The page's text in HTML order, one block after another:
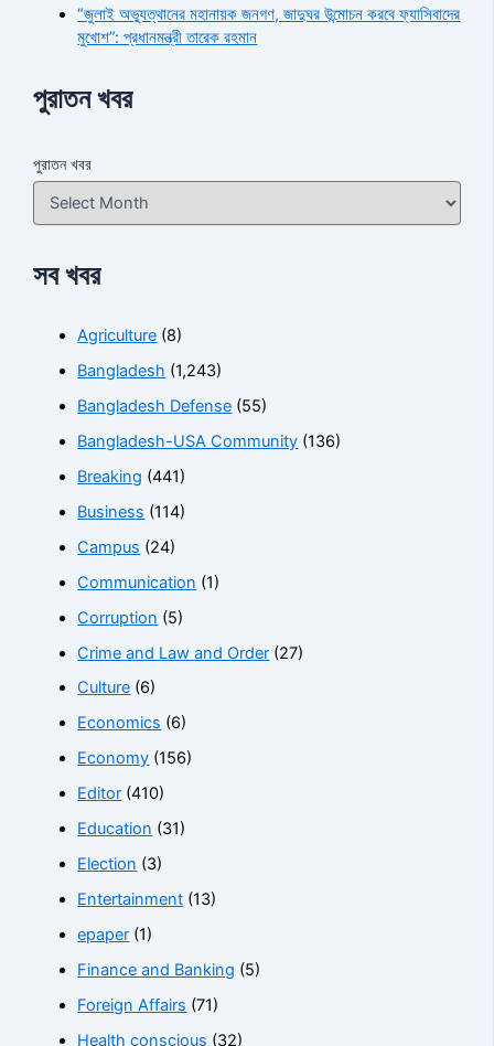
“জুলাই অভ্যুত্থানের মহানায়ক জনগণ, জাদুঘর উন্মোচন করবে ফ্যাসিবাদের
মুখোশ”: প্রধানমন্ত্রী তারেক রহমান
পুরাতন খবর
পুরাতন খবর
সব খবর
Agriculture (8)
Bangladesh (1,243)
Bangladesh Defense (55)
Bangladesh-USA Community (136)
Breaking (441)
Business (114)
Campus (24)
Communication (1)
Corruption (5)
Crime and Law and Order (27)
Culture (6)
Economics (6)
Economy (156)
Editor (410)
Education (31)
Election (3)
Entertainment (13)
epaper (1)
Finance and Banking (5)
Foreign Affairs (71)
Health conscious (32)